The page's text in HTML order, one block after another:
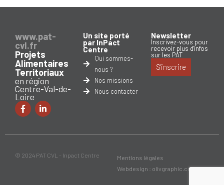
www.pat-
cvl.fr
Projets
Alimentaires
Territoriaux
en région
Centre-Val-de-
Loire
Un site porté
par InPact
Centre
Qui sommes-
nous ?
Nos missions
Nous contacter
Newsletter
Inscrivez-vous pour
recevoir plus d'infos
sur les PAT
S'inscrire
© 2024 PAT CVL - Inpact Centre
Mentions légales
Webdesign : olivgraphic.com